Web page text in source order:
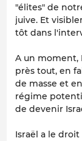
"élites" de
juive. Et
tôt dans
A un moment,
près tout, en
de masse et
régime
de devenir
Israël a le